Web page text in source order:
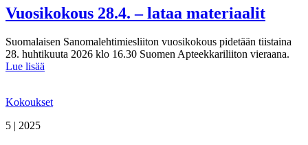
Vuosikokous 28.4. – lataa materiaalit
Suomalaisen Sanomalehtimiesliiton vuosikokous pidetään tiistaina
28. huhtikuuta 2026 klo 16.30 Suomen Apteekkariliiton vieraana.
Lue lisää
Kokoukset
5 | 2025